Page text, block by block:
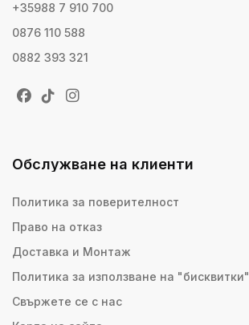
+35988 7 910 700
0876 110 588
0882 393 321
Обслужване на клиенти
Политика за поверителност
Право на отказ
Доставка и Монтаж
Политика за използване на "бисквитки"
Свържете се с нас